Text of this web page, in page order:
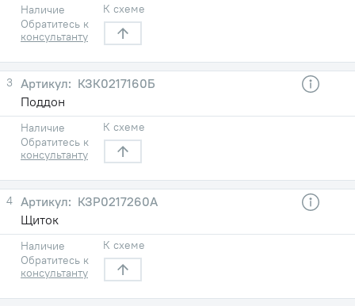
Наличие
Обратитесь к
консультанту
К схеме
3
КЗК0217160Б
Поддон
Наличие
Обратитесь к
консультанту
К схеме
4
КЗР0217260А
Щиток
Наличие
Обратитесь к
консультанту
К схеме